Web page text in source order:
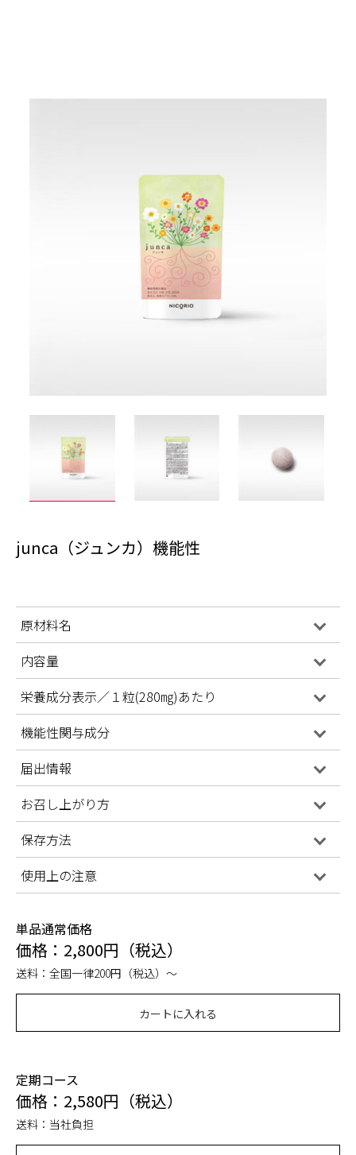
junca（ジュンカ）機能性
原材料名
内容量
栄養成分表示／１粒(280㎎)あたり
機能性関与成分
届出情報
お召し上がり方
保存方法
使用上の注意
単品通常価格
価格：2,800円（税込）
送料：全国一律200円（税込）～
カートに入れる
定期コース
価格：2,580円（税込）
送料：当社負担